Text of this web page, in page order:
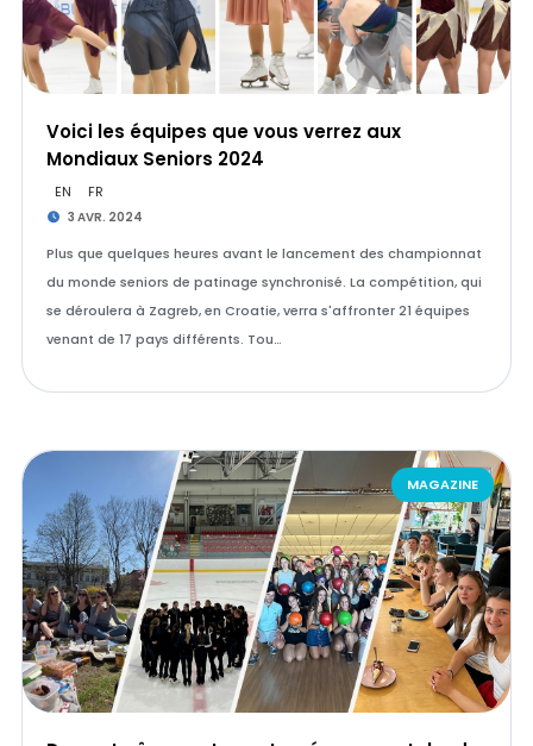
Voici les équipes que vous verrez aux
Mondiaux Seniors 2024
EN FR
3 AVR. 2024
Plus que quelques heures avant le lancement des championnat
du monde seniors de patinage synchronisé. La compétition, qui
se déroulera à Zagreb, en Croatie, verra s'affronter 21 équipes
venant de 17 pays différents. Tou…
MAGAZINE